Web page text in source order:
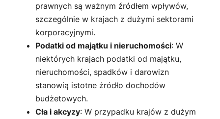
prawnych są ważnym źródłem wpływów,
szczególnie w krajach z dużymi sektorami
korporacyjnymi.
Podatki od majątku i nieruchomości: W
niektórych krajach podatki od majątku,
nieruchomości, spadków i darowizn
stanowią istotne źródło dochodów
budżetowych.
Cła i akcyzy: W przypadku krajów z dużym